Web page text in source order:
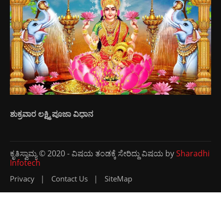
ಶುಕ್ರವಾರ ಲಕ್ಷ್ಮಿ ಪೂಜಾ ವಿಧಾನ
ಕೃತಿಸ್ವಾಮ್ಯ © 2020 - ವಿಷಯ ತಂಡಕ್ಕೆ ಸೇರಿದ್ದು ವಿಷಯ bySharadhi
Infotech
Privacy Contact Us SiteMap